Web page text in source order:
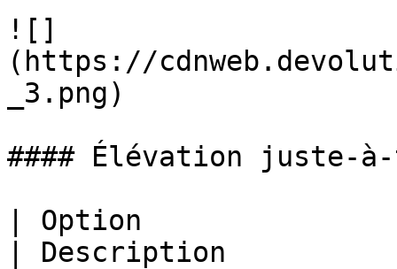
![]
(https://
_3.png)
#### Élévation juste-
| Option
| Description